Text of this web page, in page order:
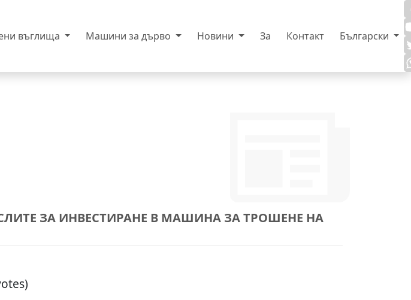
въглища Машини за дърво Новини За Контакт Български
ЗА ИНВЕСТИРАНЕ В МАШИНА ЗА ТРОШЕНЕ НА